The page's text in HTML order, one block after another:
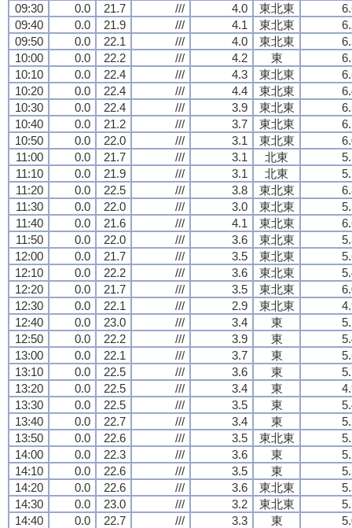
09:30
0.0 21.7 /// 4.0 東北東
09:40
0.0 21.9 /// 4.1 東北東
09:50
0.0 22.1 /// 4.0 東北東
10:00
0.0 22.2 /// 4.2 東
10:10
0.0 22.4 /// 4.3 東北東
10:20
0.0 22.4 /// 4.4 東北東
10:30
0.0 22.4 /// 3.9 東北東
10:40
0.0 21.2 /// 3.7 東北東
10:50
0.0 22.0 /// 3.1 東北東
11:00
0.0 21.7 /// 3.1 北東
11:10
0.0 21.9 /// 3.1 北東
11:20
0.0 22.5 /// 3.8 東北東
11:30
0.0 22.0 /// 3.0 東北東
11:40
0.0 21.6 /// 4.1 東北東
11:50
0.0 22.0 /// 3.6 東北東
12:00
0.0 21.7 /// 3.5 東北東
12:10
0.0 22.2 /// 3.6 東北東
12:20
0.0 21.7 /// 3.5 東北東
12:30
0.0 22.1 /// 2.9 東北東
12:40
0.0 23.0 /// 3.4 東
12:50
0.0 22.2 /// 3.9 東
13:00
0.0 22.1 /// 3.7 東
13:10
0.0 22.5 /// 3.6 東
13:20
0.0 22.5 /// 3.4 東
13:30
0.0 22.5 /// 3.5 東
13:40
0.0 22.7 /// 3.4 東
13:50
0.0 22.6 /// 3.5 東北東
14:00
0.0 22.3 /// 3.6 東
14:10
0.0 22.6 /// 3.5 東
14:20
0.0 22.6 /// 3.6 東北東
14:30
0.0 23.0 /// 3.2 東北東
14:40
0.0 22.7 /// 3.3 東